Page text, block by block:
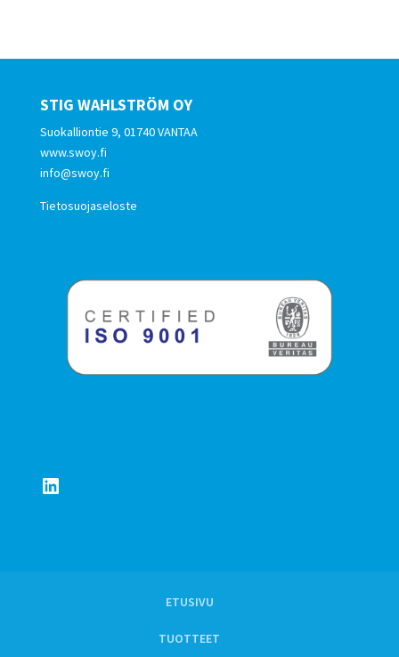
STIG WAHLSTRÖM OY
Suokalliontie 9, 01740 VANTAA
www.swoy.fi
info@swoy.fi
Tietosuojaseloste
LinkedIn
ETUSIVU
TUOTTEET